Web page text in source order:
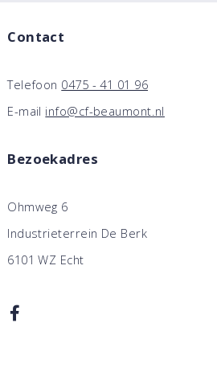
Contact
Telefoon 0475 - 41 01 96
E-mail info@cf-beaumont.nl
Bezoekadres
Ohmweg 6
Industrieterrein De Berk
6101 WZ Echt